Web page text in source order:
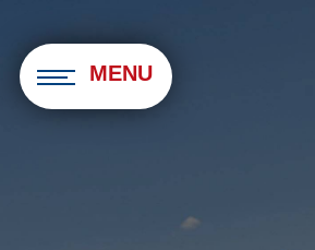
MENU